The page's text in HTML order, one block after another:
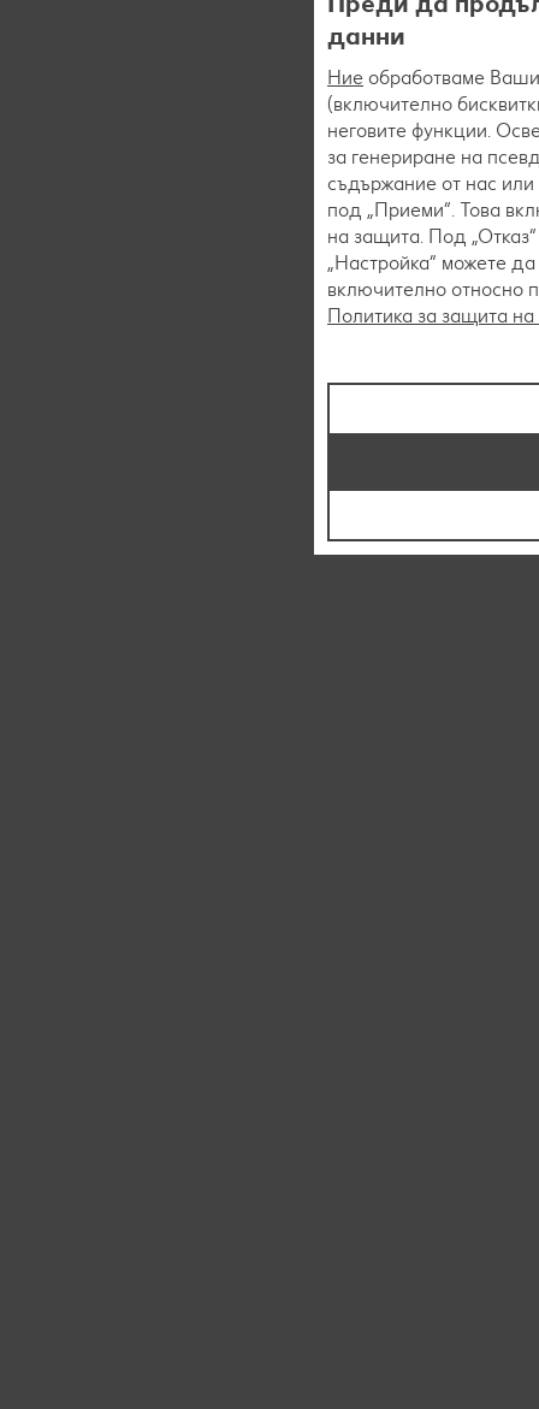
данни
Ние обработваме
(включително
неговите функции.
за генериране на
съдържание от нас или
под „Приеми“. Това
на защита. Под
„Настройка“ можете
включително относно
Политика за защита